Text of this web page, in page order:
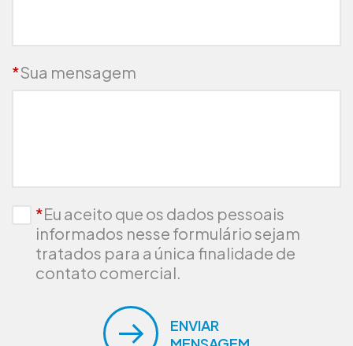
*Sua mensagem
*Eu aceito que os dados pessoais
informados nesse formulário sejam
tratados para a única finalidade de
contato comercial.
ENVIAR